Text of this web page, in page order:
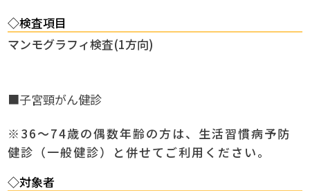
◇検査項目
マンモグラフィ検査(1方向)
■子宮頸がん健診
※36～74歳の偶数年齢の方は、生活習慣病予防
健診（一般健診）と併せてご利用ください。
◇対象者